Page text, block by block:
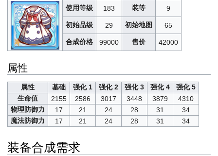
使用等级 183 装等 9
初始品级 29 初始地图 65
合成价格 99000 售价 42000
属性
属性 基础 强化 1 强化 2 强化 3 强化 4
强化 5
生命值
2155 2586 3017 3448 3879
4310
物理防御力
17 21 24 28 31
34
魔法防御力
17 21 24 28 31 34
装备合成需求